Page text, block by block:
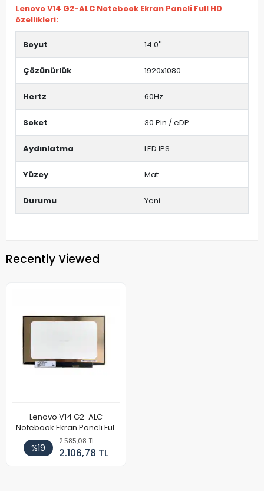
Lenovo V14 G2-ALC Notebook Ekran Paneli Full HD
özellikleri:
Boyut 14.0''
Çözünürlük 1920x1080
Hertz 60Hz
Soket 30 Pin / eDP
Aydınlatma LED IPS
Yüzey Mat
Durumu Yeni
Recently Viewed
Lenovo V14 G2-ALC
Notebook Ekran Paneli Full
HD
%19
2.585,08 TL
2.106,78 TL